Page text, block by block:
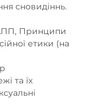
сновидіннь.
Принципи
етики (на
та їх